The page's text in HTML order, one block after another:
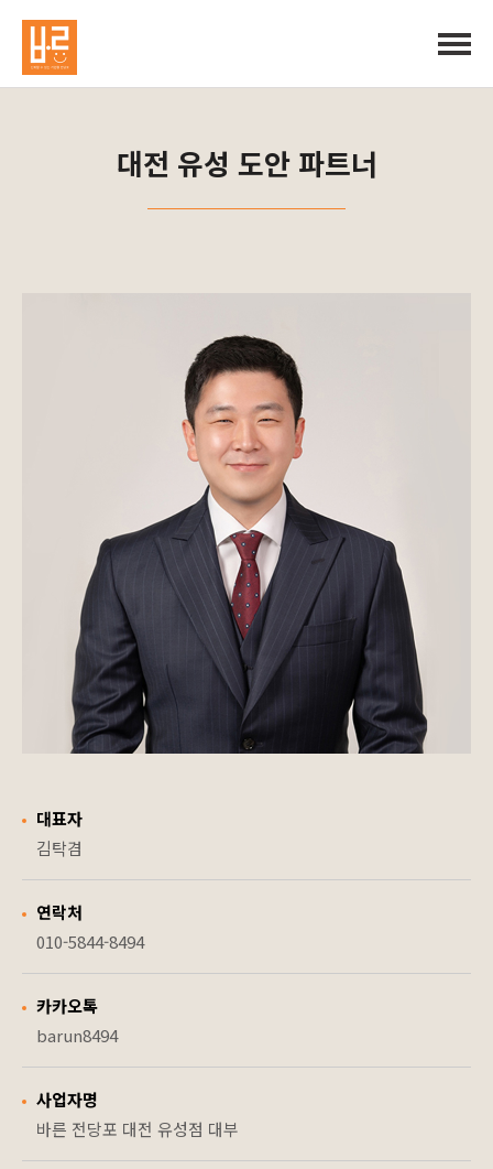
전국 지점 안내
바른 명품 창업 교육원
대전 유성 도안 파트너
대표자
김탁겸
연락처
010-5844-8494
카카오톡
barun8494
사업자명
바른 전당포 대전 유성점 대부